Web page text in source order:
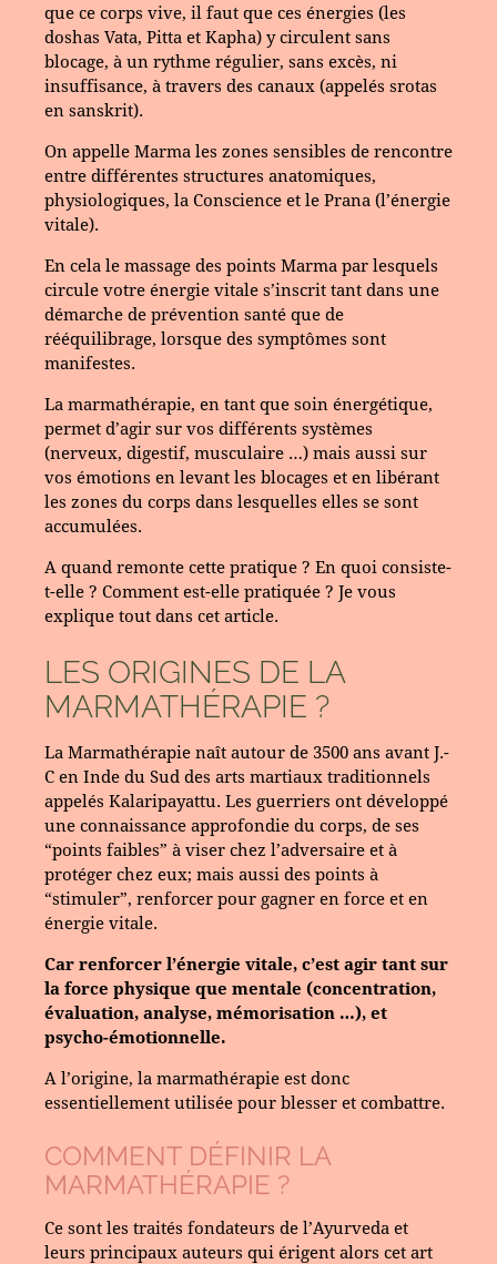
que ce corps vive, il faut que ces énergies (les
doshas Vata, Pitta et Kapha) y circulent sans
blocage, à un rythme régulier, sans excès, ni
insuffisance, à travers des canaux (appelés srotas
en sanskrit).
On appelle Marma les zones sensibles de rencontre
entre différentes structures anatomiques,
physiologiques, la Conscience et le Prana (l’énergie
vitale).
En cela le massage des points Marma par lesquels
circule votre énergie vitale s’inscrit tant dans une
démarche de prévention santé que de
rééquilibrage, lorsque des symptômes sont
manifestes.
La marmathérapie, en tant que soin énergétique,
permet d’agir sur vos différents systèmes
(nerveux, digestif, musculaire …) mais aussi sur
vos émotions en levant les blocages et en libérant
les zones du corps dans lesquelles elles se sont
accumulées.
A quand remonte cette pratique ? En quoi consiste-
t-elle ? Comment est-elle pratiquée ? Je vous
explique tout dans cet article.
LES ORIGINES DE LA
MARMATHÉRAPIE ?
La Marmathérapie naît autour de 3500 ans avant J.-
C en Inde du Sud des arts martiaux traditionnels
appelés Kalaripayattu. Les guerriers ont développé
une connaissance approfondie du corps, de ses
“points faibles” à viser chez l’adversaire et à
protéger chez eux; mais aussi des points à
“stimuler”, renforcer pour gagner en force et en
énergie vitale.
Car renforcer l’énergie vitale, c’est agir tant sur
la force physique que mentale (concentration,
évaluation, analyse, mémorisation …), et
psycho-émotionnelle.
A l’origine, la marmathérapie est donc
essentiellement utilisée pour blesser et combattre.
COMMENT DÉFINIR LA
MARMATHÉRAPIE ?
Ce sont les traités fondateurs de l’Ayurveda et
leurs principaux auteurs qui érigent alors cet art